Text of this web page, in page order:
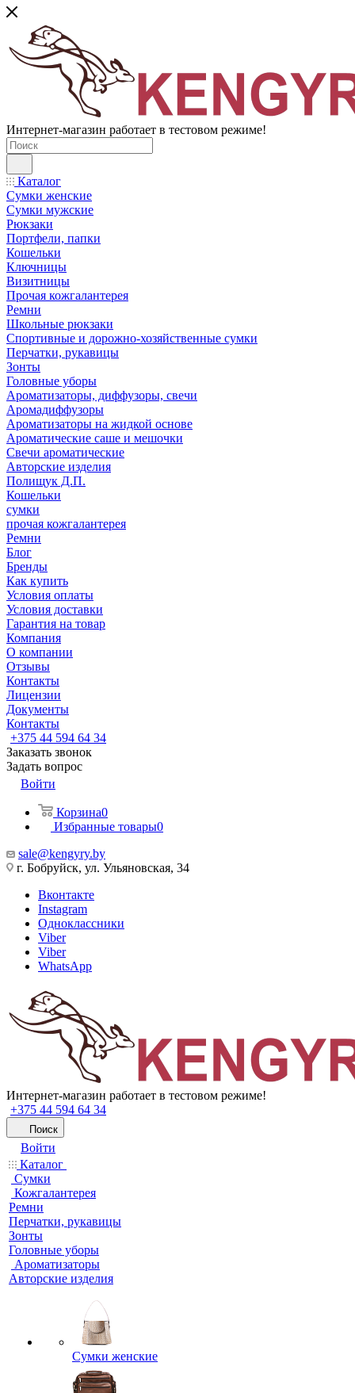
Интернет-магазин работает в тестовом режиме!
Каталог
Сумки женские
Сумки мужские
Рюкзаки
Портфели, папки
Кошельки
Ключницы
Визитницы
Прочая кожгалантерея
Ремни
Школьные рюкзаки
Спортивные и дорожно-хозяйственные сумки
Перчатки, рукавицы
Зонты
Головные уборы
Ароматизаторы, диффузоры, свечи
Аромадиффузоры
Ароматизаторы на жидкой основе
Ароматические саше и мешочки
Свечи ароматические
Авторские изделия
Полищук Д.П.
Кошельки
сумки
прочая кожгалантерея
Ремни
Блог
Бренды
Как купить
Условия оплаты
Условия доставки
Гарантия на товар
Компания
О компании
Отзывы
Контакты
Лицензии
Документы
Контакты
+375 44 594 64 34
Заказать звонок
Задать вопрос
Войти
Корзина0
Избранные товары0
sale@kengyry.by
г. Бобруйск, ул. Ульяновская, 34
Вконтакте
Instagram
Одноклассники
Viber
Viber
WhatsApp
Интернет-магазин работает в тестовом режиме!
+375 44 594 64 34
Поиск
Войти
Каталог
Сумки
Кожгалантерея
Ремни
Перчатки, рукавицы
Зонты
Головные уборы
Ароматизаторы
Авторские изделия
Сумки женские